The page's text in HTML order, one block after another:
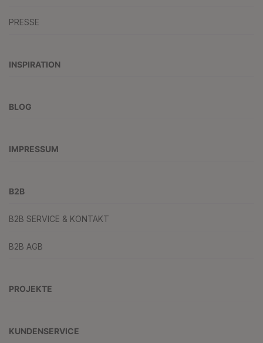
PRESSE
INSPIRATION
BLOG
IMPRESSUM
B2B
B2B SERVICE & KONTAKT
B2B AGB
PROJEKTE
KUNDENSERVICE